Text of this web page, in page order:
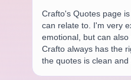
Crafto's Quotes page
can relate to. I'm very
emotional, but can
Crafto always has the
the quotes is clean and